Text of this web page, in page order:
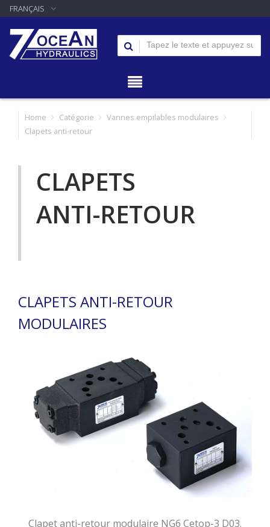
FRANÇAIS
Home Catégorie
Vannes empilables modulaires
Clapets anti-retour
CLAPETS
ANTI-RETOUR
CLAPETS ANTI-RETOUR
MODULAIRES
Clapet anti-retour modulaire NG6 Cetop-3 D03.